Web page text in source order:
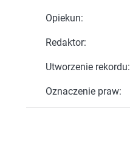
Opiekun:
Redaktor:
Utworzenie rekordu:
Oznaczenie praw: